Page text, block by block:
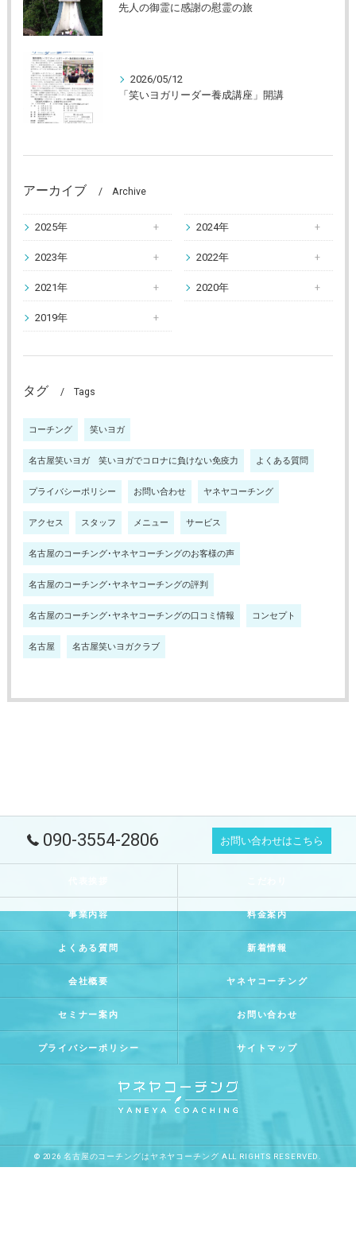
先人の御霊に感謝の慰霊の旅
2026/05/12
「笑いヨガリーダー養成講座」開講
アーカイブ Archive
2025年 2024年
2023年 2022年
2021年 2020年
2019年
タグ Tags
コーチング 笑いヨガ
名古屋笑いヨガ 笑いヨガでコロナに負けない免疫力 よくある質問
プライバシーポリシー お問い合わせ ヤネヤコーチング
アクセス スタッフ メニュー サービス
名古屋のコーチング･ヤネヤコーチングのお客様の声
名古屋のコーチング･ヤネヤコーチングの評判
名古屋のコーチング･ヤネヤコーチングの口コミ情報 コンセプト
名古屋 名古屋笑いヨガクラブ
090-3554-2806 お問い合わせはこちら
事業内容 料金案内
よくある質問 新着情報
会社概要 ヤネヤコーチング
セミナー案内 お問い合わせ
プライバシーポリシー サイトマップ
© 2026 名古屋のコーチングはヤネヤコーチング ALL RIGHTS RESERVED.